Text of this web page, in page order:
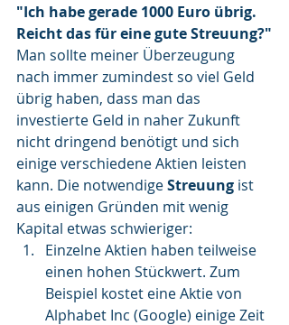
"Ich habe gerade 1000 Euro übrig.
Reicht das für eine gute Streuung?"
Man sollte meiner Überzeugung
nach immer zumindest so viel Geld
übrig haben, dass man das
investierte Geld in naher Zukunft
nicht dringend benötigt und sich
einige verschiedene Aktien leisten
kann. Die notwendige Streuung ist
aus einigen Gründen mit wenig
Kapital etwas schwieriger:
Einzelne Aktien haben teilweise
einen hohen Stückwert. Zum
Beispiel kostet eine Aktie von
Alphabet Inc (Google) einige Zeit